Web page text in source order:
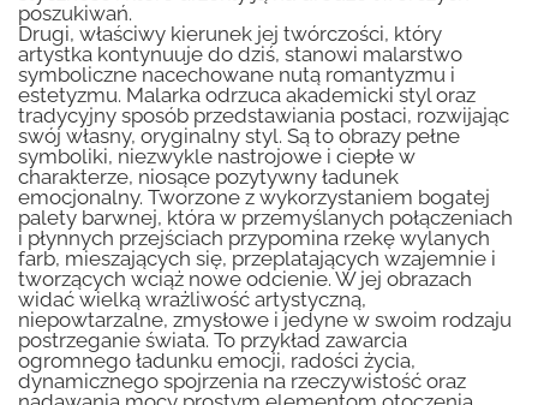
poszukiwań.
Drugi, właściwy kierunek jej twórczości, który
artystka kontynuuje do dziś, stanowi malarstwo
symboliczne nacechowane nutą romantyzmu i
estetyzmu. Malarka odrzuca akademicki styl oraz
tradycyjny sposób przedstawiania postaci, rozwijając
swój własny, oryginalny styl. Są to obrazy pełne
symboliki, niezwykle nastrojowe i ciepłe w
charakterze, niosące pozytywny ładunek
emocjonalny. Tworzone z wykorzystaniem bogatej
palety barwnej, która w przemyślanych połączeniach
i płynnych przejściach przypomina rzekę wylanych
farb, mieszających się, przeplatających wzajemnie i
tworzących wciąż nowe odcienie. W jej obrazach
widać wielką wrażliwość artystyczną,
niepowtarzalne, zmysłowe i jedyne w swoim rodzaju
postrzeganie świata. To przykład zawarcia
ogromnego ładunku emocji, radości życia,
dynamicznego spojrzenia na rzeczywistość oraz